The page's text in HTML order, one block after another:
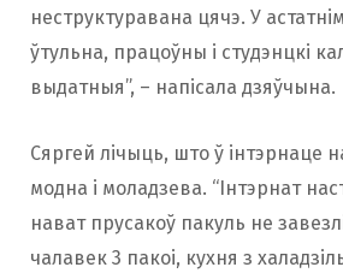
неструктуравана цячэ. У
ўтульна, працоўны і студэнцкі
выдатныя”, – напісала дзяўчына.
Сяргей лічыць, што ў інтэрнаце
модна і моладзева. “Інтэрнат
нават прусакоў пакуль не
чалавек 3 пакоі, кухня з